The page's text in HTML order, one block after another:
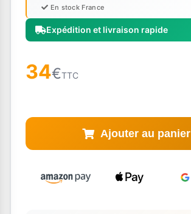
Expédition et livraison rapide
En stock France
34€TTC
Ajouter au panier